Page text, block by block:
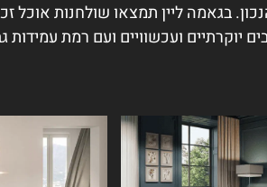
בגאמה ליין תמצאו שולחנות אוכל
יוקרתיים ועכשוויים ועם רמת